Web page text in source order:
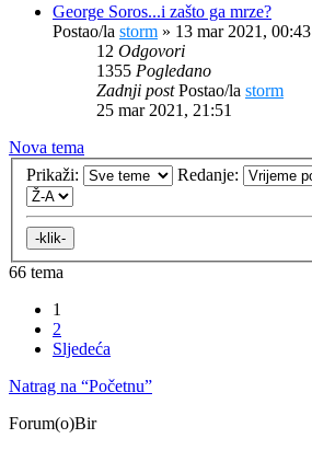
George Soros...i zašto ga mrze?
Postao/la storm » 13 mar 2021, 00:43
12 Odgovori
1355 Pogledano
Zadnji postPostao/la storm
25 mar 2021, 21:51
Nova tema
Prikaži:
Redanje:
66 tema
1
2
Sljedeća
Natrag na “Početnu”
Forum(o)Bir